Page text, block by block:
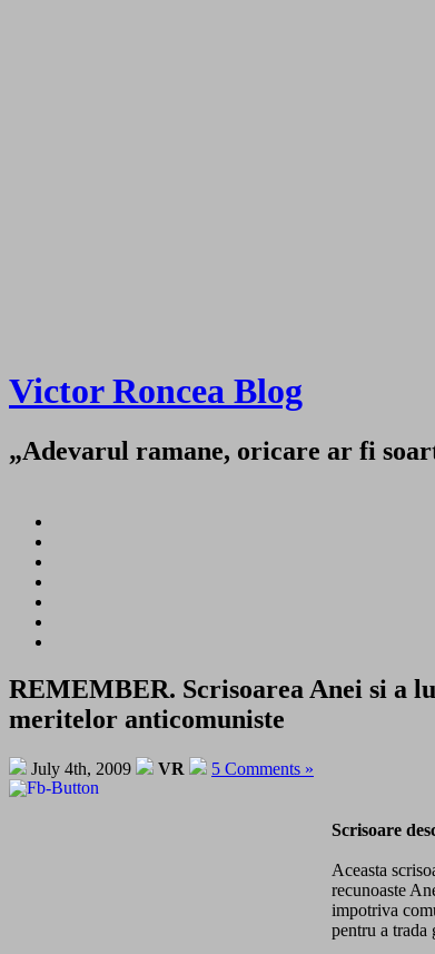
Victor Roncea Blog
„Adevarul ramane, oricare ar fi
REMEMBER. Scrisoarea Anei si a
meritelor anticomuniste
July 4th, 2009 VR 5 Comments »
Scrisoare
Aceasta
recunoaste
impotriva
pentru a